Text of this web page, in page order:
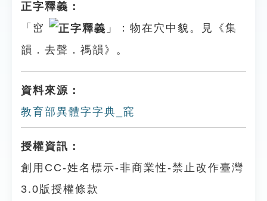
正字釋義：
「窋
」：物在穴中貌。見《集
韻．去聲．禡韻》。
資料來源：
教育部異體字字典_䆛
授權資訊：
創用CC-姓名標示-非商業性-禁止改作臺灣
3.0版授權條款